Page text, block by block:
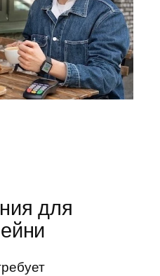
для